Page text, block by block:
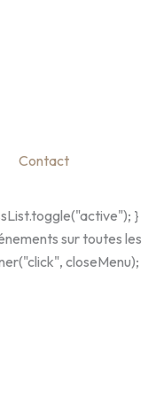
Contact
}
sur toutes les
closeMenu);